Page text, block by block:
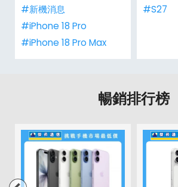
#新機消息
#iPhone 18 Pro
#iPhone 18 Pro Max
#S27
暢銷排行榜